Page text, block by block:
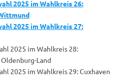
2025 im Wahlkreis 26:
2025 im Wahlkreis 27:
2025 im Wahlkreis 28:
Land
2025 im Wahlkreis 29: Cuxhaven